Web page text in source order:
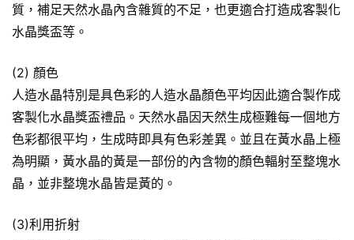
質，補足天然水晶內含雜質的不足，也更適合打造成客製化
水晶獎盃等。
(2) 顏色
人造水晶特別是具色彩的人造水晶顏色平均因此適合製作成
客製化水晶獎盃禮品。天然水晶因天然生成極難每一個地方
色彩都很平均，生成時即具有色彩差異。並且在黃水晶上極
為明顯，黃水晶的黃是一部份的內含物的顏色輻射至整塊水
晶，並非整塊水晶皆是黃的。
(3)利用折射